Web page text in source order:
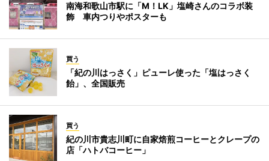
南海和歌山市駅に「M！LK」塩崎さんのコラボ装
飾 車内つりやポスターも
買う
「紀の川はっさく」ピューレ使った「塩はっさく
飴」、全国販売
買う
紀の川市貴志川町に自家焙煎コーヒーとクレープの
店「ハトバコーヒー」